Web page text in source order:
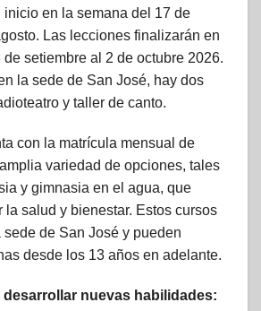
inicio en la semana del 17 de
Las lecciones finalizarán en
de setiembre al 2 de octubre 2026.
la sede de San José, hay dos
y taller de canto.
con la matrícula mensual de
variedad de opciones, tales
y gimnasia en el agua, que
la salud y bienestar. Estos cursos
de San José y pueden
desde los 13 años en adelante.
desarrollar nuevas habilidades: